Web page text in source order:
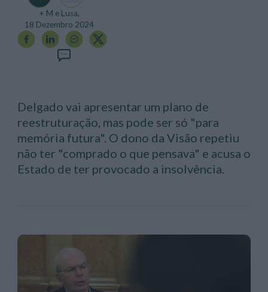
+ M e Lusa,
18 Dezembro 2024
Delgado vai apresentar um plano de
reestruturação, mas pode ser só "para
memória futura". O dono da Visão repetiu
não ter "comprado o que pensava" e acusa o
Estado de ter provocado a insolvência.